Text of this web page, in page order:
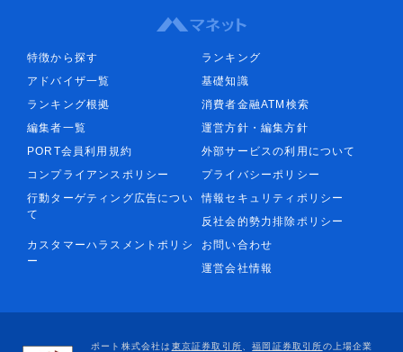
特徴から探す
ランキング
アドバイザ一覧
基礎知識
ランキング根拠
消費者金融ATM検索
編集者一覧
運営方針・編集方針
PORT会員利用規約
外部サービスの利用について
コンプライアンスポリシー
プライバシーポリシー
行動ターゲティング広告につい
て
情報セキュリティポリシー
反社会的勢力排除ポリシー
カスタマーハラスメントポリシ
ー
お問い合わせ
運営会社情報